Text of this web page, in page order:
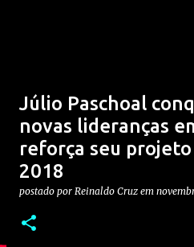
Júlio Paschoal
novas lideranças
reforça seu
2018
postado por Reinaldo Cruz em